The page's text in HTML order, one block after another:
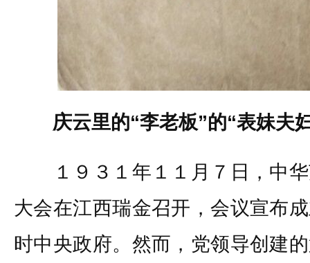
庆云里的“李老板”的“表妹夫
１９３１年１１月７日，中华
大会在江西瑞金召开，会议宣布
时中央政府。然而，党领导创建